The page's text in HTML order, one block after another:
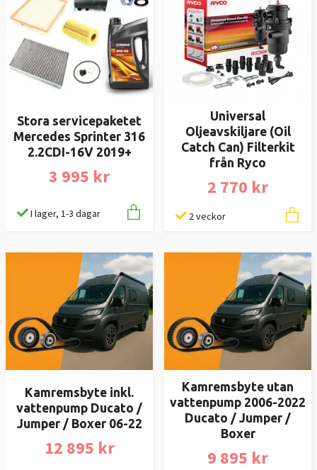
Stora servicepaketet
Mercedes Sprinter 316
2.2CDI-16V 2019+
3 995 kr
I lager, 1-3 dagar
Universal
Oljeavskiljare (Oil
Catch Can) Filterkit
från Ryco
2 770 kr
2 veckor
Kamremsbyte inkl.
vattenpump Ducato /
Jumper / Boxer 06-22
12 895 kr
Kamremsbyte utan
vattenpump 2006-2022
Ducato / Jumper /
Boxer
9 895 kr